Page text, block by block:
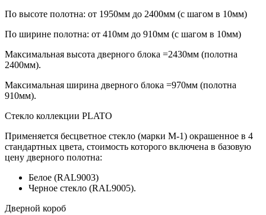
По высоте полотна: от 1950мм до 2400мм (с шагом в 10мм)
По ширине полотна: от 410мм до 910мм (с шагом в 10мм)
Максимальная высота дверного блока =2430мм (полотна
2400мм).
Максимальная ширина дверного блока =970мм (полотна
910мм).
Стекло коллекции PLATO
Применяется бесцветное стекло (марки М-1) окрашенное в 4
стандартных цвета, стоимость которого включена в базовую
цену дверного полотна:
Белое (RAL9003)
Черное стекло (RAL9005).
Дверной короб